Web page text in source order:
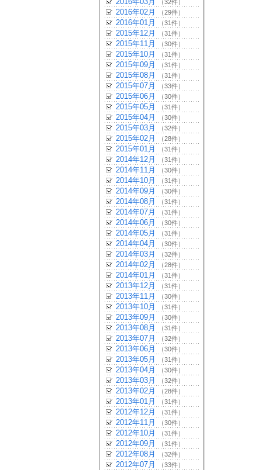
（32件）
2016年02月 （29件）
2016年01月 （31件）
2015年12月 （31件）
2015年11月 （30件）
2015年10月 （31件）
2015年09月 （31件）
2015年08月 （31件）
2015年07月 （33件）
2015年06月 （30件）
2015年05月 （31件）
2015年04月 （30件）
2015年03月 （32件）
2015年02月 （28件）
2015年01月 （31件）
2014年12月 （31件）
2014年11月 （30件）
2014年10月 （31件）
2014年09月 （30件）
2014年08月 （31件）
2014年07月 （31件）
2014年06月 （30件）
2014年05月 （31件）
2014年04月 （30件）
2014年03月 （32件）
2014年02月 （28件）
2014年01月 （31件）
2013年12月 （31件）
2013年11月 （30件）
2013年10月 （31件）
2013年09月 （30件）
2013年08月 （31件）
2013年07月 （32件）
2013年06月 （30件）
2013年05月 （31件）
2013年04月 （30件）
2013年03月 （32件）
2013年02月 （28件）
2013年01月 （31件）
2012年12月 （31件）
2012年11月 （30件）
2012年10月 （31件）
2012年09月 （31件）
2012年08月 （32件）
2012年07月 （33件）